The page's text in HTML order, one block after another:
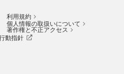
利用規約
個人情報の取扱いについて
著作権と不正アクセス
動指針